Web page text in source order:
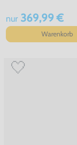
nur369,99 €
Warenkorb